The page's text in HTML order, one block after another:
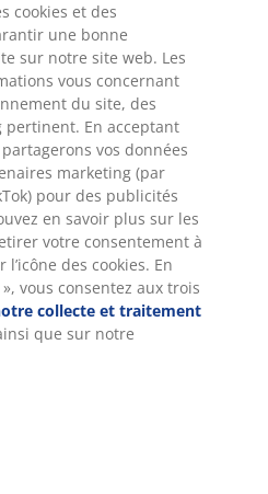
cookies et des
une bonne
sur notre site web. Les
vous concernant
du site, des
En acceptant
vos données
marketing (par
pour des publicités
en savoir plus sur les
votre consentement à
des cookies. En
vous consentez aux trois
collecte et traitement
que sur notre